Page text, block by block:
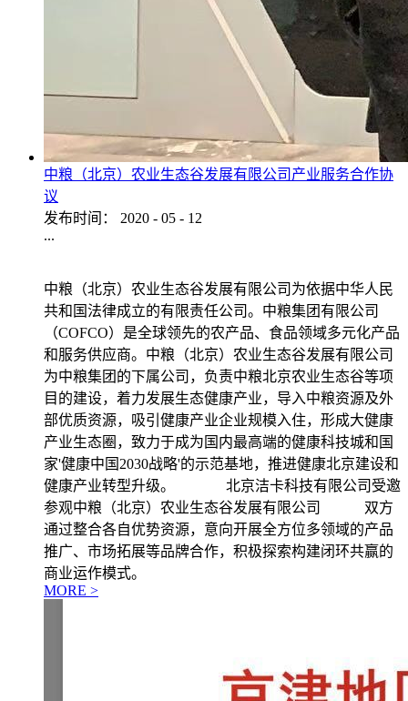
中粮（北京）农业生态谷发展有限公司产业服务合作协
议
发布时间：
2020 - 05 - 12
...
中粮（北京）农业生态谷发展有限公司为依据中华人民
共和国法律成立的有限责任公司。中粮集团有限公司
（COFCO）是全球领先的农产品、食品领域多元化产品
和服务供应商。中粮（北京）农业生态谷发展有限公司
为中粮集团的下属公司，负责中粮北京农业生态谷等项
目的建设，着力发展生态健康产业，导入中粮资源及外
部优质资源，吸引健康产业企业规模入住，形成大健康
产业生态圈，致力于成为国内最高端的健康科技城和国
家'健康中国2030战略'的示范基地，推进健康北京建设和
健康产业转型升级。 北京洁卡科技有限公司受邀
参观中粮（北京）农业生态谷发展有限公司 双方
通过整合各自优势资源，意向开展全方位多领域的产品
推广、市场拓展等品牌合作，积极探索构建闭环共赢的
商业运作模式。
MORE >